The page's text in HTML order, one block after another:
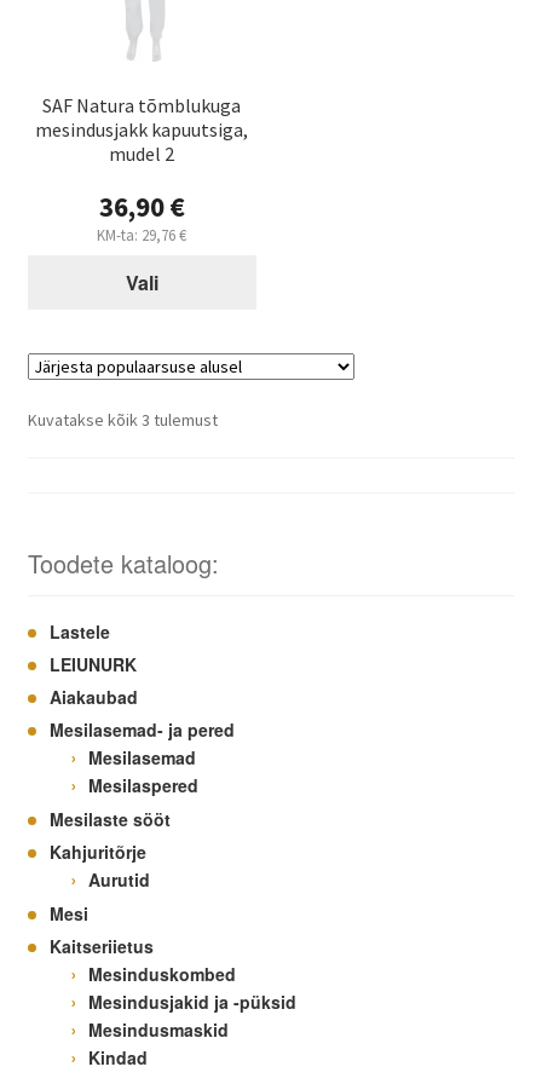
Varroa mite control – when and how
SAF Natura tõmblukuga
mesindusjakk kapuutsiga,
mudel 2
36,90€
KM-ta: 29,76€
Vali
Kuvatakse kõik 3 tulemustSorteeritud
Toodete kataloog:
Lastele
LEIUNURK
Aiakaubad
Mesilasemad- ja pered
Mesilasemad
Mesilaspered
Mesilaste sööt
Kahjuritõrje
Aurutid
Mesi
Kaitseriietus
Mesinduskombed
Mesindusjakid ja -püksid
Mesindusmaskid
Kindad